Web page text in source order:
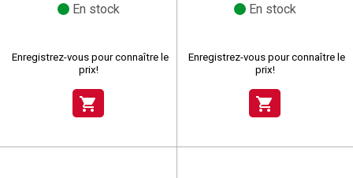
En stock
Enregistrez-vous pour connaître le
prix!
shopping_cart
En stock
Enregistrez-vous pour connaître le
prix!
shopping_cart